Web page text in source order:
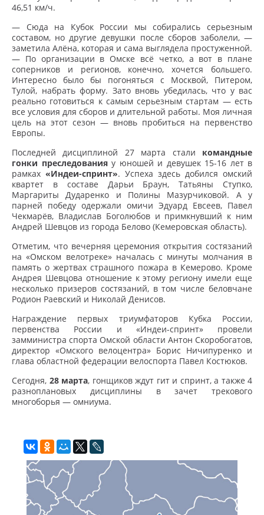
46,51 км/ч.
— Сюда на Кубок России мы собирались серьезным
составом, но другие девушки после сборов заболели, —
заметила Алёна, которая и сама выглядела простуженной.
— По организации в Омске всё четко, а вот в плане
соперников и регионов, конечно, хочется большего.
Интересно было бы погоняться с Москвой, Питером,
Тулой, набрать форму. Зато вновь убедилась, что у вас
реально готовиться к самым серьезным стартам — есть
все условия для сборов и длительной работы. Моя личная
цель на этот сезон — вновь пробиться на первенство
Европы.
Последней дисциплиной 27 марта стали командные
гонки преследованияу юношей и девушек 15-16 лет в
рамках «Индеи-спринт». Успеха здесь добился омский
квартет в составе Дарьи Браун, Татьяны Ступко,
Маргариты Дударенко и Полины Мазурчиковой. А у
парней победу одержали омичи Эдуард Евсеев, Павел
Чекмарёв, Владислав Боголюбов и примкнувший к ним
Андрей Шевцов из города Белово (Кемеровская область).
Отметим, что вечерняя церемония открытия состязаний
на «Омском велотреке» началась с минуты молчания в
память о жертвах страшного пожара в Кемерово. Кроме
Андрея Шевцова отношение к этому региону имели еще
несколько призеров состязаний, в том числе беловчане
Родион Раевский и Николай Денисов.
Награждение первых триумфаторов Кубка России,
первенства России и «Индеи-спринт» провели
замминистра спорта Омской области Антон Скоробогатов,
директор «Омского велоцентра» Борис Ничипуренко и
глава областной федерации велоспорта Павел Костюков.
Сегодня, 28 марта, гонщиков ждут гит и спринт, а также 4
разноплановых дисциплины в зачет трекового
многоборья — омниума.